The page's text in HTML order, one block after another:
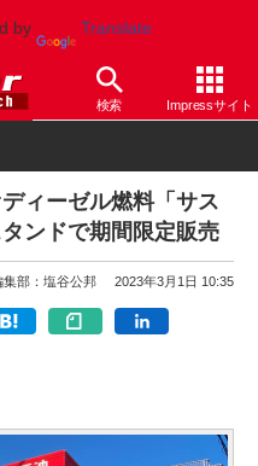
by Translate
検索 Impressサイト
ィーゼル燃料「サス
ンドで期間限定販売
集部：塩谷公邦 2023年3月1日 10:35